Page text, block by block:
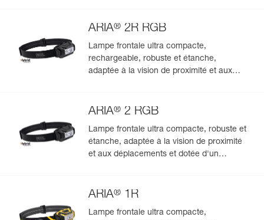
ARIA® 2R RGB
Lampe frontale ultra compacte,
rechargeable, robuste et étanche,
adaptée à la vision de proximité et aux
ARIA® 2 RGB
Lampe frontale ultra compacte, robuste et
étanche, adaptée à la vision de proximité
et aux déplacements et dotée d'un
ARIA® 1R
Lampe frontale ultra compacte,